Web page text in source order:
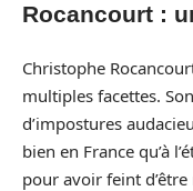
Rocancourt :
Christophe
multiples facettes.
d’impostures
bien en France qu’à
pour avoir feint